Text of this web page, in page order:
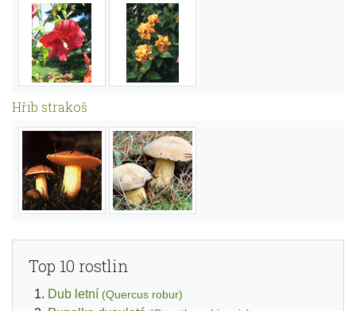
Hřib strakoš
Top 10 rostlin
Dub letní (Quercus robur)